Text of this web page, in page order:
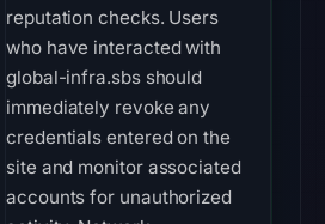
reputation checks. Users
who have interacted with
global-infra.sbs should
immediately revoke any
credentials entered on the
site and monitor associated
accounts for unauthorized